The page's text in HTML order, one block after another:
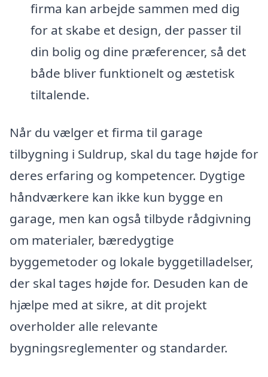
firma kan arbejde sammen med dig
for at skabe et design, der passer til
din bolig og dine præferencer, så det
både bliver funktionelt og æstetisk
tiltalende.
Når du vælger et firma til garage
tilbygning i Suldrup, skal du tage højde for
deres erfaring og kompetencer. Dygtige
håndværkere kan ikke kun bygge en
garage, men kan også tilbyde rådgivning
om materialer, bæredygtige
byggemetoder og lokale byggetilladelser,
der skal tages højde for. Desuden kan de
hjælpe med at sikre, at dit projekt
overholder alle relevante
bygningsreglementer og standarder.